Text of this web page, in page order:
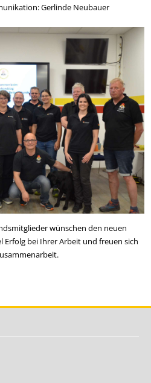
Gerlinde Neubauer
wünschen den neuen
Erfolg bei Ihrer Arbeit und freuen sich